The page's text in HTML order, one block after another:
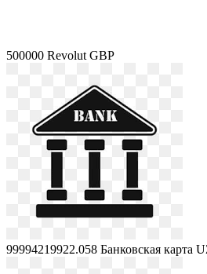
500000 Revolut GBP
99994219922.058 Банковская карта